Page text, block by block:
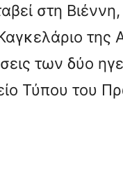
στη
της
των δύο
Τύπου του